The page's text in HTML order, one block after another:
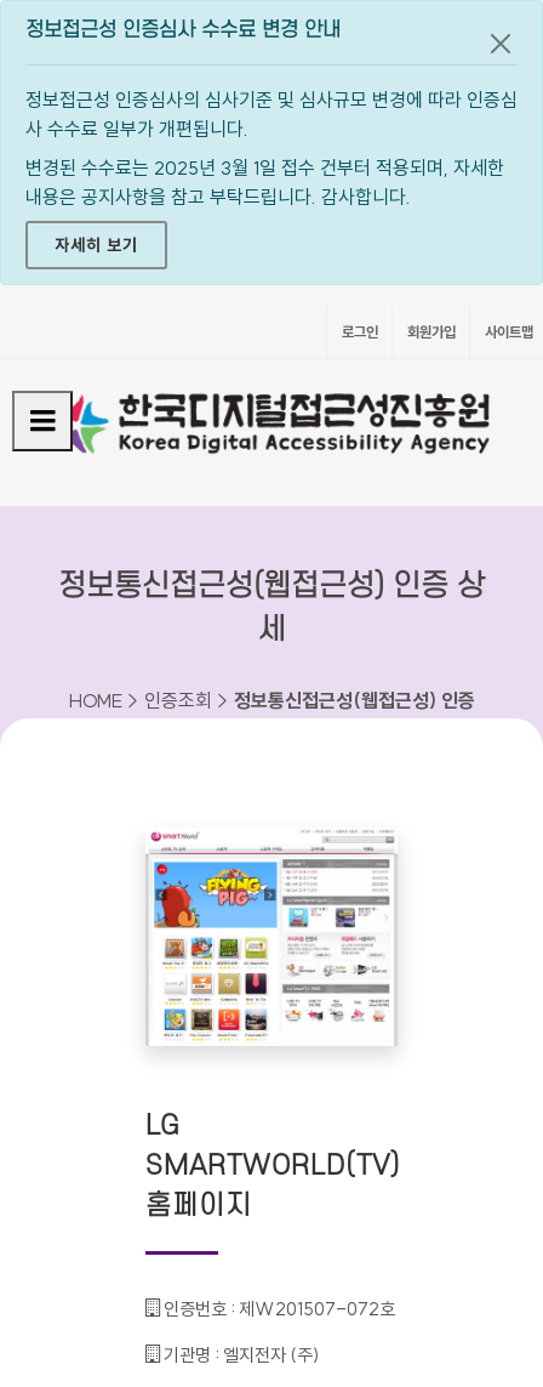
정보접근성 인증심사 수수료 변경 안내
정보접근성 인증심사의 심사기준 및 심사규모 변경에 따라 인증심
사 수수료 일부가 개편됩니다.
변경된 수수료는 2025년 3월 1일 접수 건부터 적용되며, 자세한
내용은 공지사항을 참고 부탁드립니다. 감사합니다.
자세히 보기
공지
로그인 회원가입 사이트맵
정보통신접근성(웹접근성) 인증 상
세
HOME > 인증조회 > 정보통신접근성(웹접근성) 인증
LG
SMARTWORLD(TV)
홈페이지
인증번호 : 제W201507-072호
기관명 : 엘지전자 (주)